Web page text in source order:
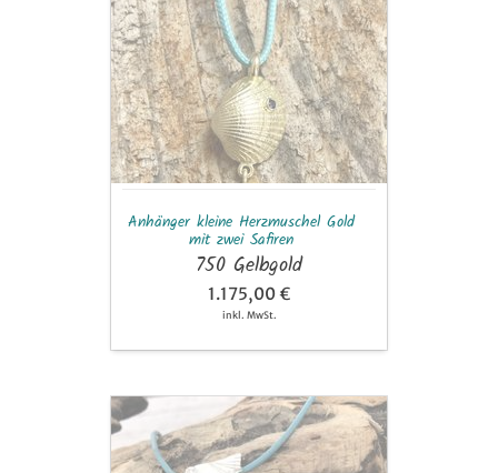
Anhänger
kleine
Herzmuschel
Gold
mit
zwei
Safiren
Anhänger kleine Herzmuschel Gold
mit zwei Safiren
750 Gelbgold
1.175,00 €
inkl. MwSt.
Anhänger
Kammmuschel
Silber